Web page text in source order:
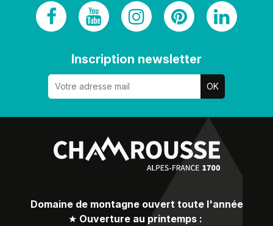
Inscription newsletter
Domaine de montagne ouvert toute l'année
★ Ouverture au printemps :